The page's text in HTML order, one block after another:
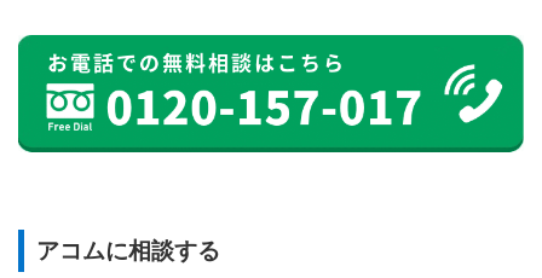
アコムに相談する